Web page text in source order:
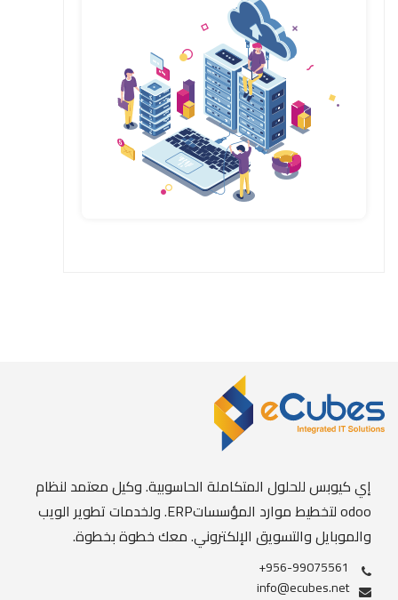
إي كيوبس للحلول المتكاملة الحاسوبية. وكيل معتمد لنظام
odoo لتخطيط موارد المؤسساتERP. ولخدمات تطوير الويب
والموبايل والتسويق الإلكتروني. معك خطوة بخطوة.
+956-99075561
info@ecubes.net